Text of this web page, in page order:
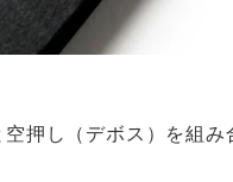
押し（デボス）を組